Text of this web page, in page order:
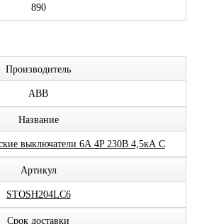
890
Производитель
ABB
Название
выключатели 6А 4P 230В 4,5кА C
Артикул
STOSH204LC6
Срок доставки